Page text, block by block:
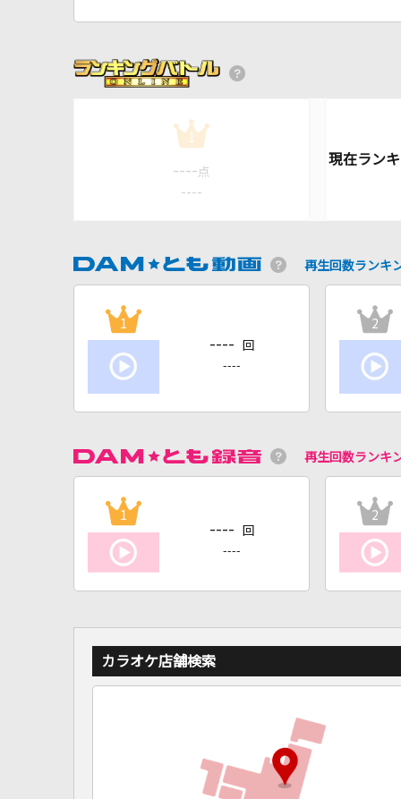
1
---- 点
----
再生回数ランキ
1
---- 回
----
2
再生回数ランキ
1
---- 回
----
2
カラオケ店舗検索